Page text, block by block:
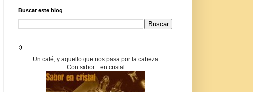
Buscar este blog
:)
Un café, y aquello que nos pasa por la cabeza
Con sabor... en cristal